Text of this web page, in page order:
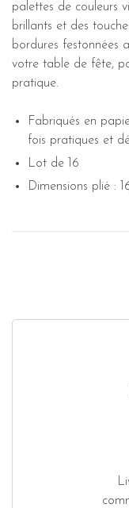
palettes de couleurs
brillants et des
bordures festonnées
votre table de fête,
pratique.
Fabriqués en
fois pratiques et
Lot de 16
Dimensions plié :